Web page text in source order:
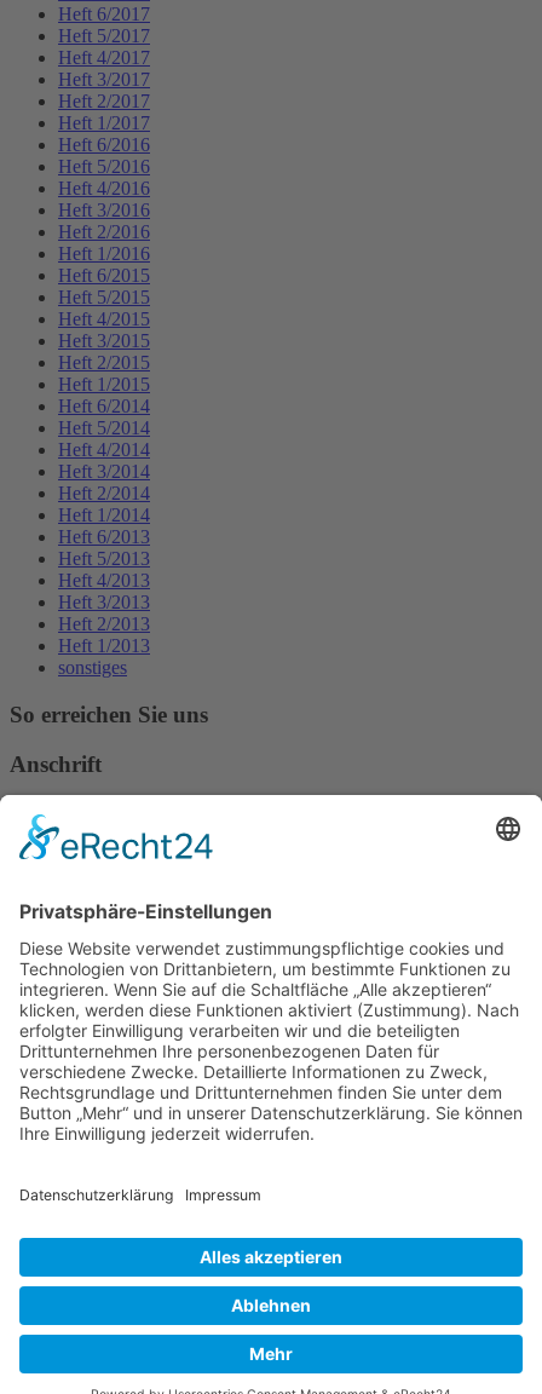
Heft 6/2017
Heft 5/2017
Heft 4/2017
Heft 3/2017
Heft 2/2017
Heft 1/2017
Heft 6/2016
Heft 5/2016
Heft 4/2016
Heft 3/2016
Heft 2/2016
Heft 1/2016
Heft 6/2015
Heft 5/2015
Heft 4/2015
Heft 3/2015
Heft 2/2015
Heft 1/2015
Heft 6/2014
Heft 5/2014
Heft 4/2014
Heft 3/2014
Heft 2/2014
Heft 1/2014
Heft 6/2013
Heft 5/2013
Heft 4/2013
Heft 3/2013
Heft 2/2013
Heft 1/2013
sonstiges
So erreichen Sie uns
Anschrift
Verband Deutscher Tierheilpraktiker e.V.
Verbandsverwaltung
Am Rosenbraken 12
E-Mail
Diese E-Mail-Adresse ist vor Spambots geschützt! Zur Anzeige
muss JavaScript eingeschaltet sein!
Diese E-Mail-Adresse ist vor Spambots geschützt! Zur Anzeige
muss JavaScript eingeschaltet sein!
Telefon Service-Team
Tel: 0261-1349 5200
Tel: 0172-546 19 20
Datenschutzerklärung
Der Gesundheitsverband für Tiertherapeuten
VDT bei Facebook